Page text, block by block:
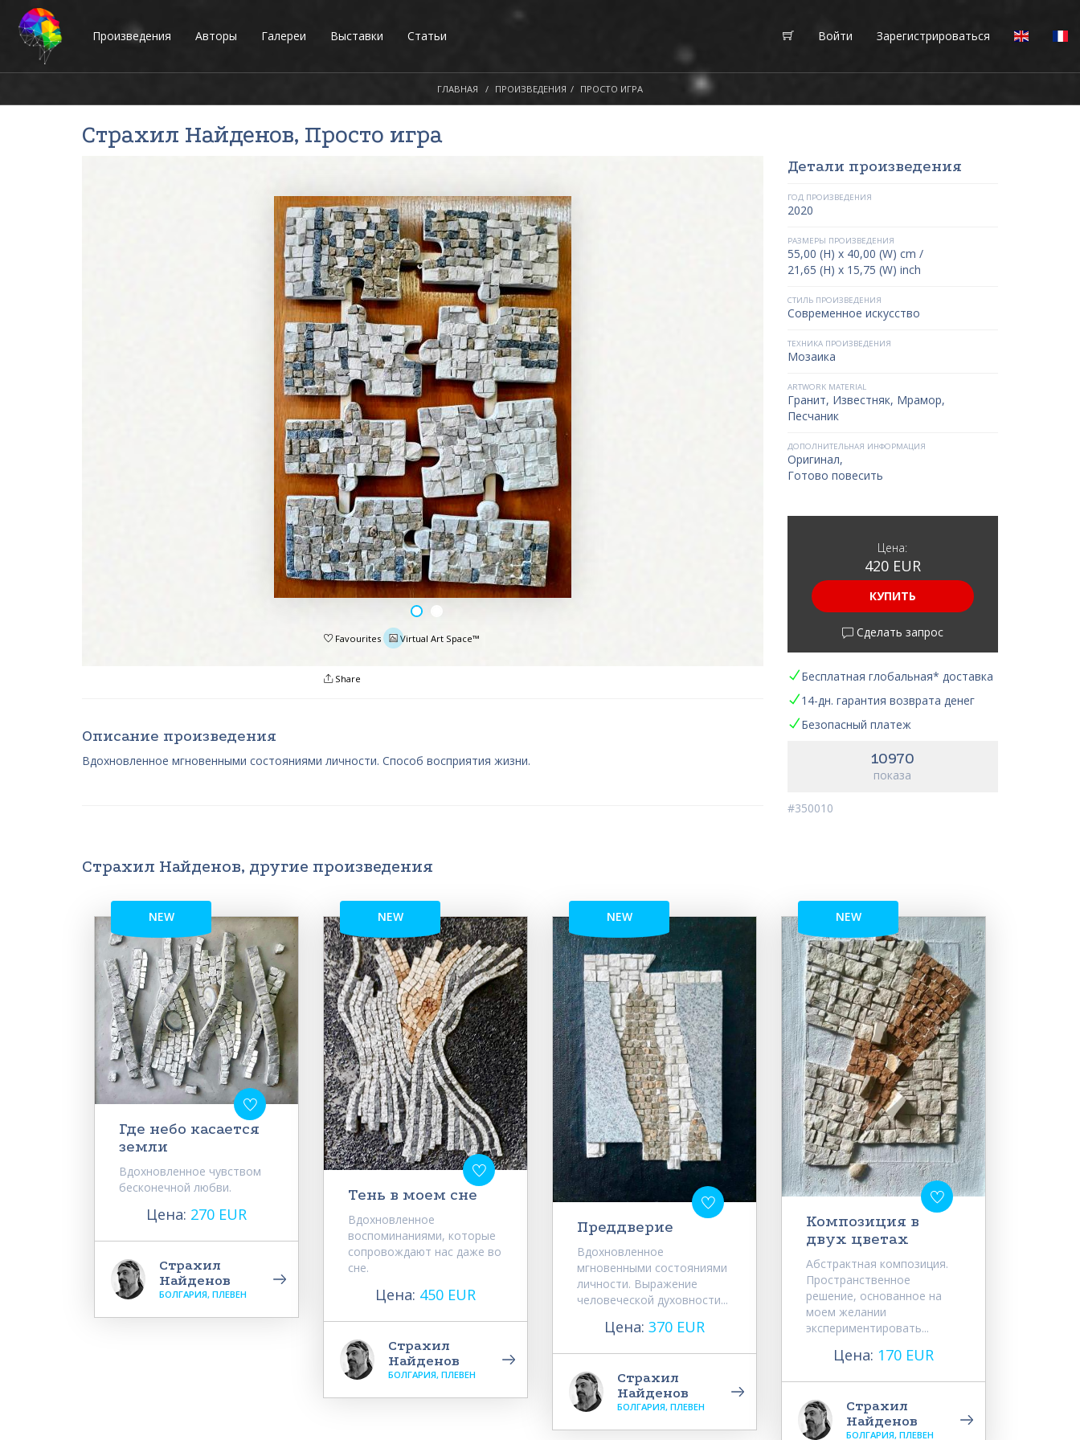
Произведения Авторы Галереи Выставки Статьи Войти Зарегистрироваться
ГЛАВНАЯ ПРОИЗВЕДЕНИЯ ПРОСТО ИГРА
Страхил Найденов, Просто игра
Favourites Virtual Art Space™
Share
Описание произведения
Вдохновленное мгновенными состояниями личности. Способ восприятия жизни.
Детали произведения
ГОД ПРОИЗВЕДЕНИЯ
2020
РАЗМЕРЫ ПРОИЗВЕДЕНИЯ
55,00 (H) x 40,00 (W) cm /
21,65 (H) x 15,75 (W) inch
СТИЛЬ ПРОИЗВЕДЕНИЯ
Современное искусство
ТЕХНИКА ПРОИЗВЕДЕНИЯ
Мозаика
ARTWORK MATERIAL
Гранит, Известняк, Мрамор,
Песчаник
ДОПОЛНИТЕЛЬНАЯ ИНФОРМАЦИЯ
Оригинал,
Готово повесить
Цена:
420 EUR
КУПИТЬ
Сделать запрос
Бесплатная глобальная* доставка
14-дн. гарантия возврата денег
Безопасный платеж
10970
показа
#350010
Страхил Найденов, другие произведения
NEW
Где небо касается
земли
Вдохновленное чувством
бесконечной любви.
Цена: 270 EUR
Страхил
Найденов
БОЛГАРИЯ, ПЛЕВЕН
NEW
Тень в моем сне
Вдохновленное
воспоминаниями, которые
сопровождают нас даже во
сне.
Цена: 450 EUR
Страхил
Найденов
БОЛГАРИЯ, ПЛЕВЕН
NEW
Преддверие
Вдохновленное
мгновенными состояниями
личности. Выражение
человеческой духовности...
Цена: 370 EUR
Страхил
Найденов
БОЛГАРИЯ, ПЛЕВЕН
NEW
Композиция в
двух цветах
Абстрактная композиция.
Пространственное
решение, основанное на
моем желании
экспериментировать...
Цена: 170 EUR
Страхил
Найденов
БОЛГАРИЯ, ПЛЕВЕН